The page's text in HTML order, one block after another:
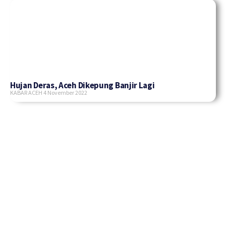
Hujan Deras, Aceh Dikepung Banjir Lagi
KABAR ACEH 4 November 2022